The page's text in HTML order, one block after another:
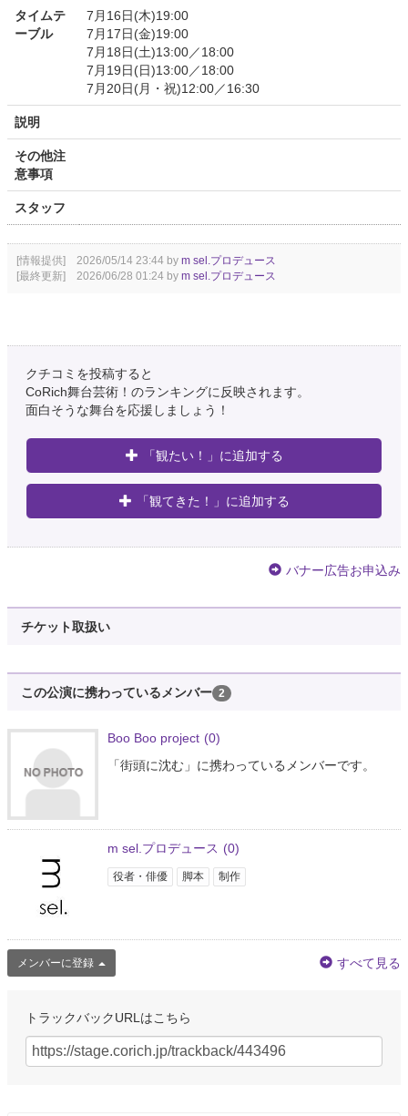
タイムテ
ーブル
7月16日(木)19:00
7月17日(金)19:00
7月18日(土)13:00／18:00
7月19日(日)13:00／18:00
7月20日(月・祝)12:00／16:30
説明
その他注
意事項
スタッフ
[情報提供] 2026/05/14 23:44 by m sel.プロデュース
[最終更新] 2026/06/28 01:24 by m sel.プロデュース
クチコミを投稿すると
CoRich舞台芸術！のランキングに反映されます。
面白そうな舞台を応援しましょう！
「観たい！」に追加する
「観てきた！」に追加する
バナー広告お申込み
チケット取扱い
この公演に携わっているメンバー 2
Boo Boo project (0)
「街頭に沈む」に携わっているメンバーです。
m sel.プロデュース (0)
役者・俳優 脚本 制作
メンバーに登録 すべて見る
トラックバックURLはこちら